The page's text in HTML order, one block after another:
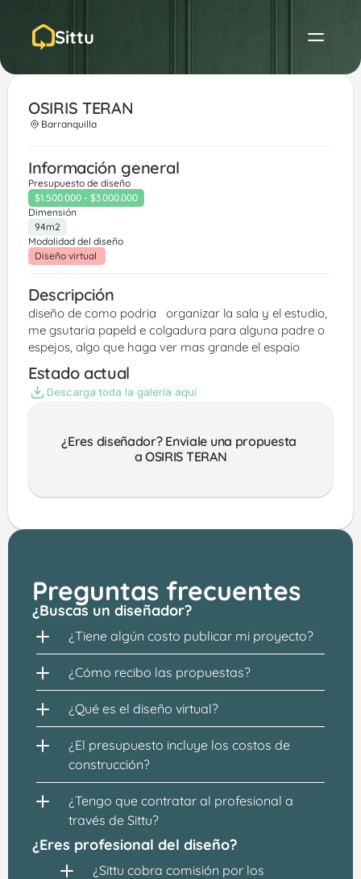
Sittu
OSIRIS TERAN
Barranquilla
Información general
Presupuesto de diseño
$1.500.000 - $3.000.000
Dimensión
94m2
Modalidad del diseño
Diseño virtual
Descripción
diseño de como podria   organizar la sala y el estudio,
me gsutaria papeld e colgadura para alguna padre o
espejos, algo que haga ver mas grande el espaio
Estado actual
Descarga toda la galería aquí
¿Eres diseñador? Enviale una propuesta
a OSIRIS TERAN
Preguntas frecuentes
¿Buscas un diseñador?
¿Tiene algún costo publicar mi proyecto?
¿Cómo recibo las propuestas?
¿Qué es el diseño virtual?
¿El presupuesto incluye los costos de
construcción?
¿Tengo que contratar al profesional a
través de Sittu?
¿Eres profesional del diseño?
¿Sittu cobra comisión por los